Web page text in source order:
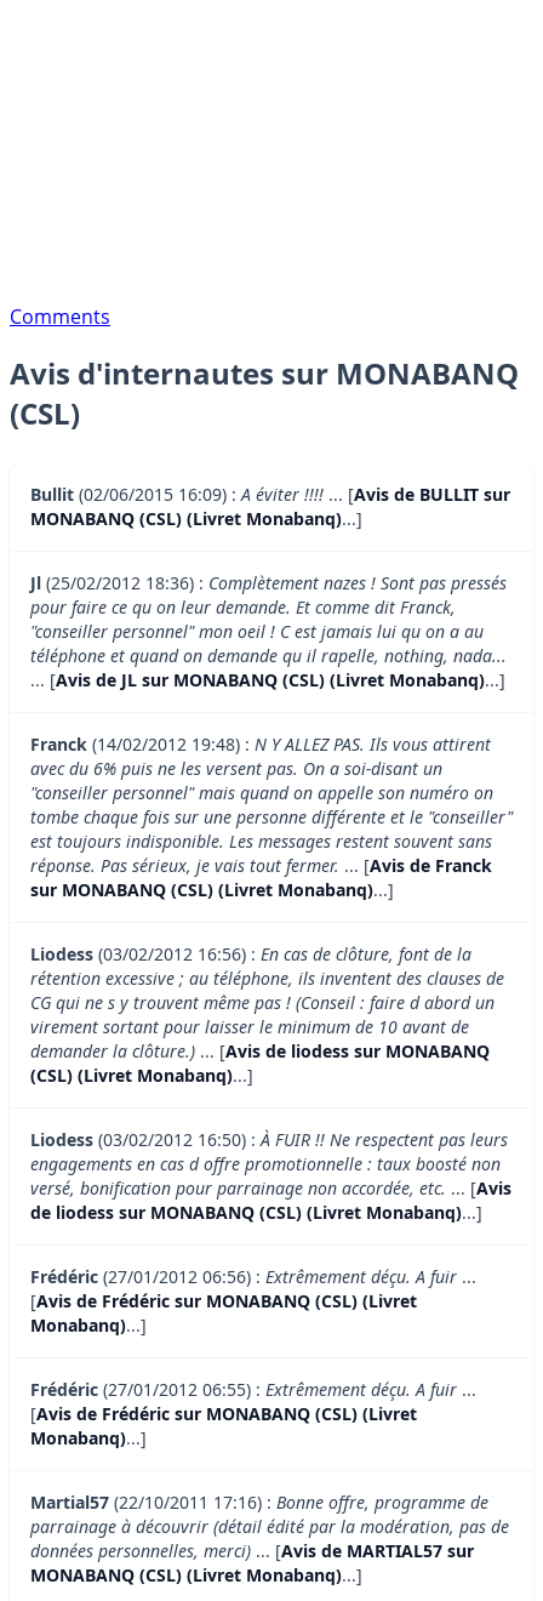
Comments
Avis d'internautes sur MONABANQ
(CSL)
Bullit (02/06/2015 16:09) :A éviter !!!! ... [Avis de BULLIT sur
MONABANQ (CSL) (Livret Monabanq)...]
Jl (25/02/2012 18:36) : Complètement nazes ! Sont pas pressés
pour faire ce qu on leur demande. Et comme dit Franck,
"conseiller personnel" mon oeil ! C est jamais lui qu on a au
téléphone et quand on demande qu il rapelle, nothing, nada...
... [Avis de JL sur MONABANQ (CSL) (Livret Monabanq)...]
Franck (14/02/2012 19:48) : N Y ALLEZ PAS. Ils vous attirent
avec du 6% puis ne les versent pas. On a soi-disant un
"conseiller personnel" mais quand on appelle son numéro on
tombe chaque fois sur une personne différente et le "conseiller"
est toujours indisponible. Les messages restent souvent sans
réponse. Pas sérieux, je vais tout fermer. ... [Avis de Franck
sur MONABANQ (CSL) (Livret Monabanq)...]
Liodess (03/02/2012 16:56) : En cas de clôture, font de la
rétention excessive ; au téléphone, ils inventent des clauses de
CG qui ne s y trouvent même pas ! (Conseil : faire d abord un
virement sortant pour laisser le minimum de 10 avant de
demander la clôture.) ... [Avis de liodess sur MONABANQ
(CSL) (Livret Monabanq)...]
Liodess (03/02/2012 16:50) :À FUIR !! Ne respectent pas leurs
engagements en cas d offre promotionnelle : taux boosté non
versé, bonification pour parrainage non accordée, etc. ... [Avis
de liodess sur MONABANQ (CSL) (Livret Monabanq)...]
Frédéric (27/01/2012 06:56) : Extrêmement déçu. A fuir ...
[Avis de Frédéric sur MONABANQ (CSL) (Livret
Monabanq)...]
Frédéric (27/01/2012 06:55) : Extrêmement déçu. A fuir ...
[Avis de Frédéric sur MONABANQ (CSL) (Livret
Monabanq)...]
Martial57 (22/10/2011 17:16) : Bonne offre, programme de
parrainage à découvrir (détail édité par la modération, pas de
données personnelles, merci) ... [Avis de MARTIAL57 sur
MONABANQ (CSL) (Livret Monabanq)...]